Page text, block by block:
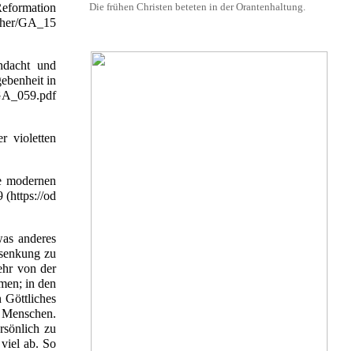
Die frühen Christen beteten in derOrantenhaltung.
und
in
violetten
anderes
zu
von der
in den
Göttliches
zu
ab. So